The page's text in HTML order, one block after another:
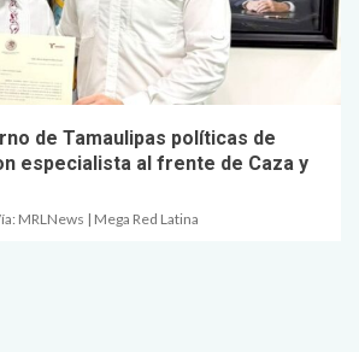
de Tamaulipas políticas de
especialista al frente de Caza y
MRLNews | Mega Red Latina